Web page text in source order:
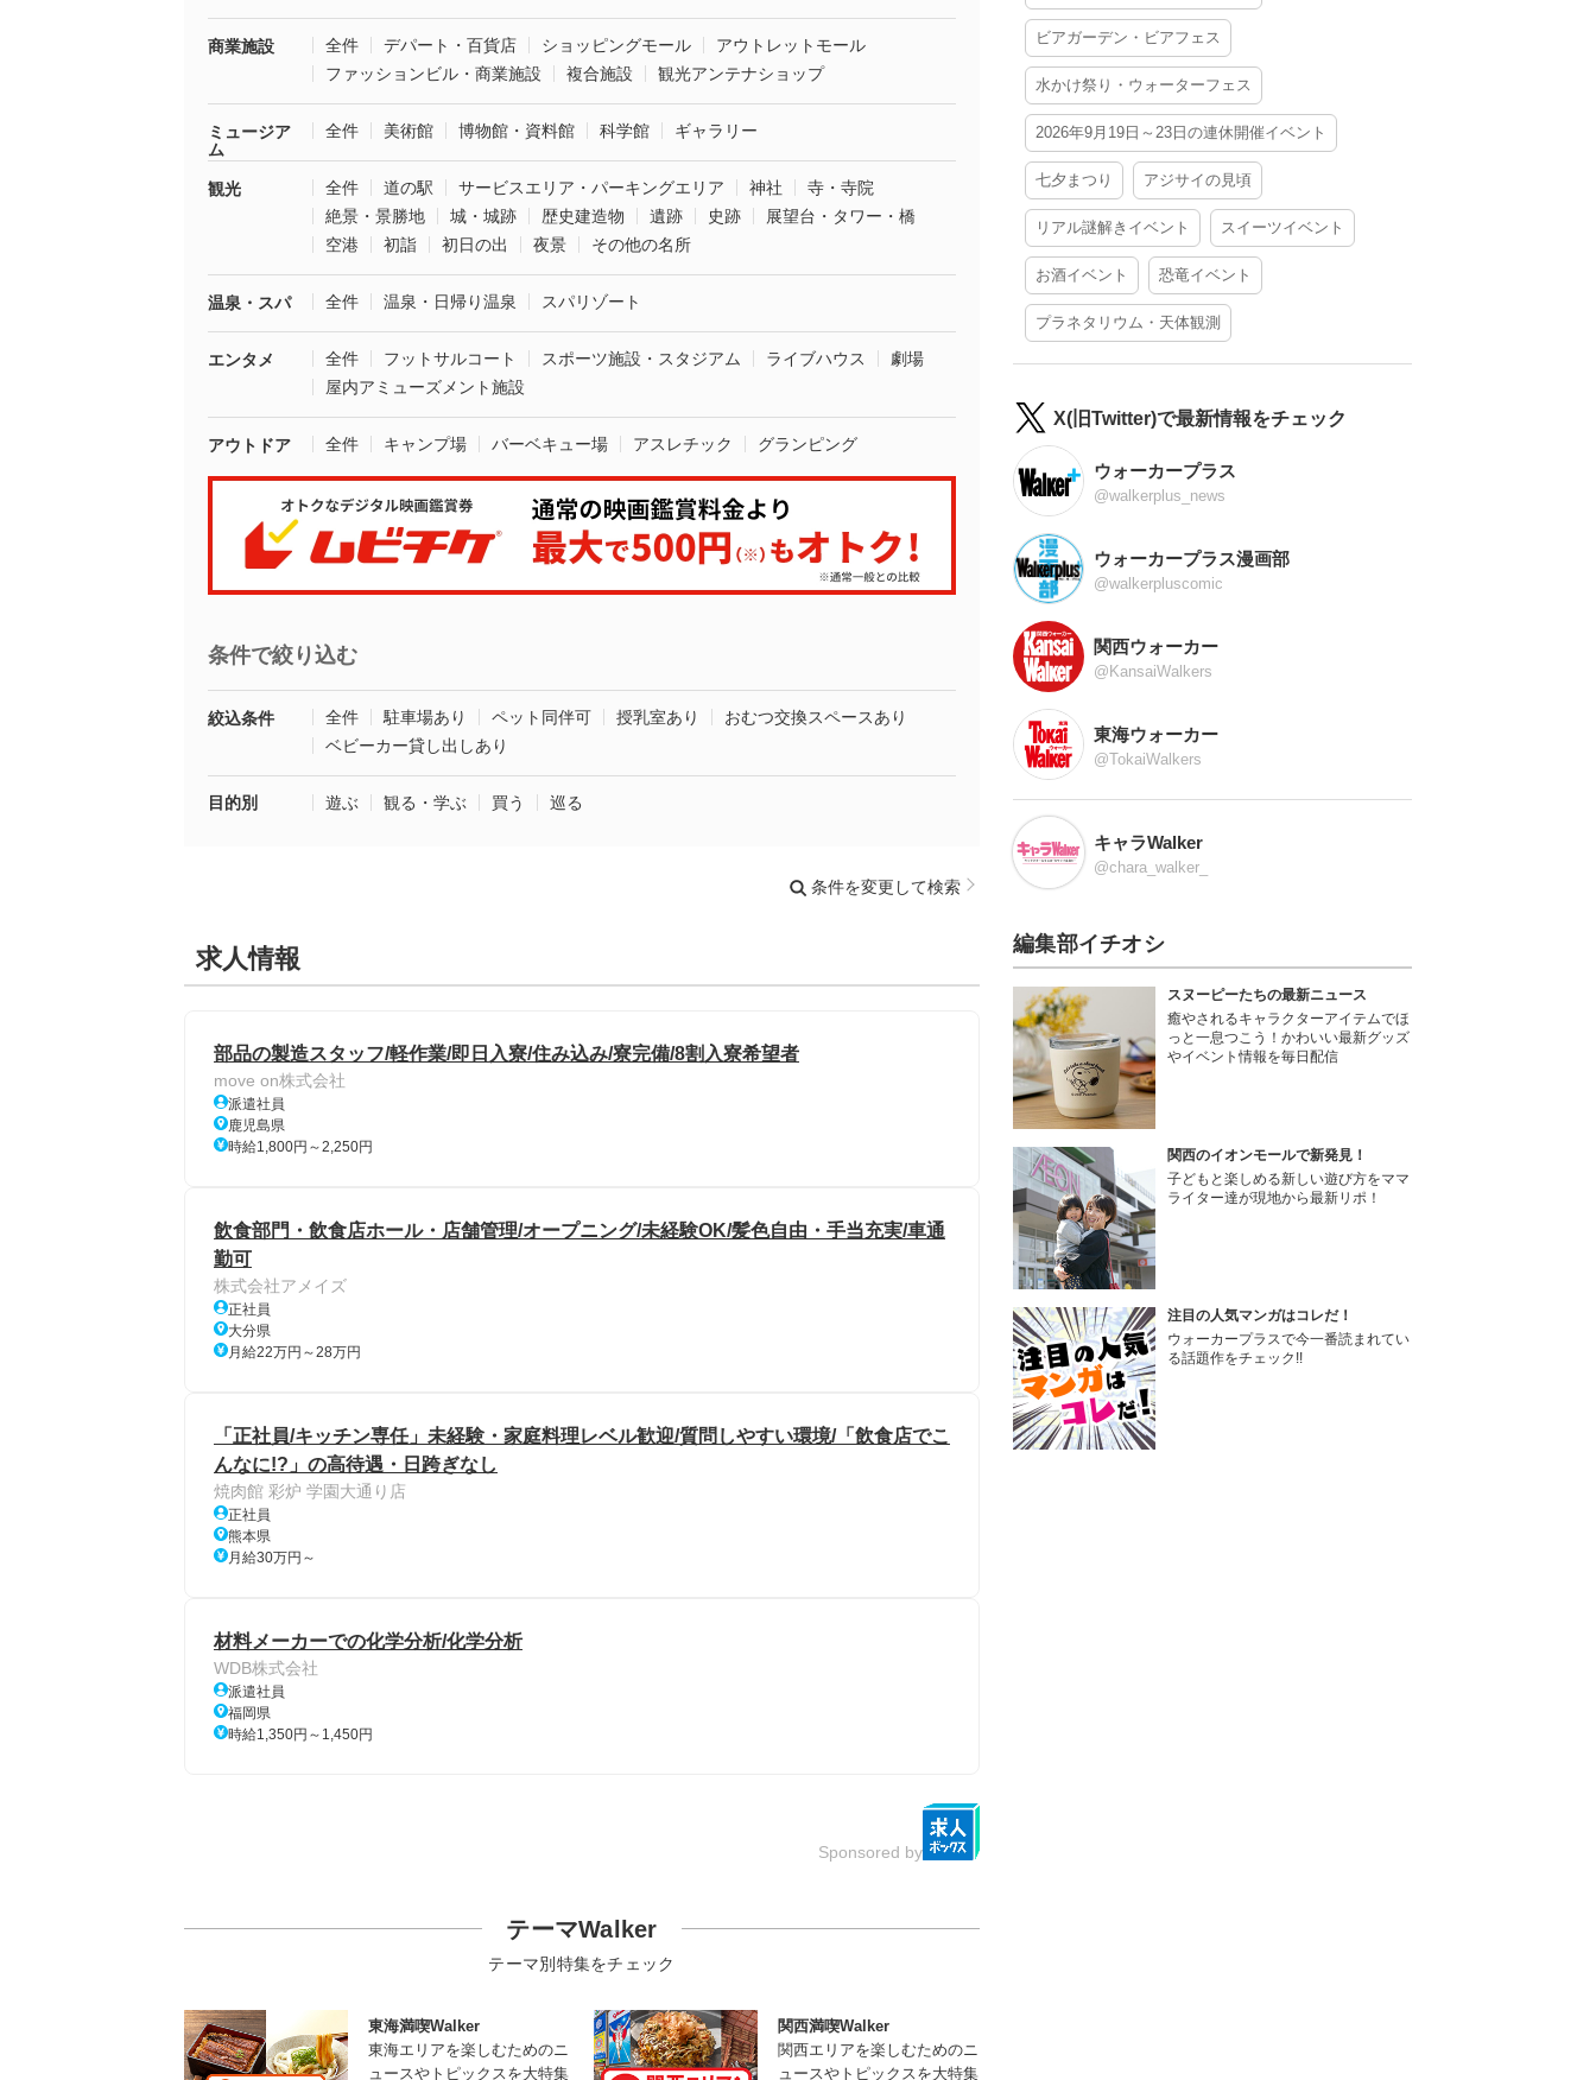
商業施設 全件 デパート・百貨店 ショッピングモール
アウトレットモール
ファッションビル・商業施設
複合施設 観光アンテナショップ
ミュージア
ム
全件 美術館 博物館・資料館 科学館 ギャラリー
観光 全件 道の駅 サービスエリア・パーキングエリア 神社
寺・寺院
絶景・景勝地
城・城跡 歴史建造物 遺跡 史跡
展望台・タワー・橋
空港
初詣 初日の出 夜景 その他の名所
温泉・スパ 全件 温泉・日帰り温泉 スパリゾート
エンタメ 全件 フットサルコート スポーツ施設・スタジアム ライブハウス
劇場
屋内アミューズメント施設
アウトドア 全件 キャンプ場 バーベキュー場 アスレチック グランピング
条件で絞り込む
絞込条件 全件 駐車場あり ペット同伴可 授乳室あり
おむつ交換スペースあり
ベビーカー貸し出しあり
目的別 遊ぶ 観る・学ぶ 買う 巡る
条件を変更して検索
求人情報
部品の製造スタッフ/軽作業/即日入寮/住み込み/寮完備/8割入寮希望者
move on株式会社
派遣社員
鹿児島県
時給1,800円～2,250円
飲食部門・飲食店ホール・店舗管理/オープニング/未経験OK/髪色自由・手当充実/車通
勤可
株式会社アメイズ
正社員
大分県
月給22万円～28万円
「正社員/キッチン専任」未経験・家庭料理レベル歓迎/質問しやすい環境/「飲食店でこ
んなに!?」の高待遇・日跨ぎなし
焼肉館 彩炉 学園大通り店
正社員
熊本県
月給30万円～
材料メーカーでの化学分析/化学分析
WDB株式会社
派遣社員
福岡県
時給1,350円～1,450円
Sponsored by
テーマWalker
テーマ別特集をチェック
東海満喫Walker
東海エリアを楽しむためのニ
ュースやトピックスを大特集
関西満喫Walker
関西エリアを楽しむためのニ
ュースやトピックスを大特集
ビアガーデン・ビアフェス
水かけ祭り・ウォーターフェス
2026年9月19日～23日の連休開催イベント
七夕まつり アジサイの見頃
リアル謎解きイベント スイーツイベント
お酒イベント 恐竜イベント
プラネタリウム・天体観測
X(旧Twitter)で最新情報をチェック
ウォーカープラス
@walkerplus_news
ウォーカープラス漫画部
@walkerpluscomic
関西ウォーカー
@KansaiWalkers
東海ウォーカー
@TokaiWalkers
キャラWalker
@chara_walker_
編集部イチオシ
スヌーピーたちの最新ニュース
癒やされるキャラクターアイテムでほ
っと一息つこう！かわいい最新グッズ
やイベント情報を毎日配信
関西のイオンモールで新発見！
子どもと楽しめる新しい遊び方をママ
ライター達が現地から最新リポ！
注目の人気マンガはコレだ！
ウォーカープラスで今一番読まれてい
る話題作をチェック!!